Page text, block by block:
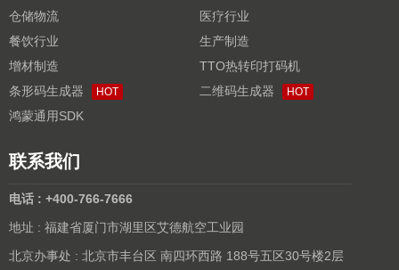
仓储物流
医疗行业
餐饮行业
生产制造
增材制造
TTO热转印打码机
条形码生成器
HOT 二维码生成器 HOT
鸿蒙通用SDK
联系我们
电话 : +400-766-7666
地址 : 福建省厦门市湖里区艾德航空工业园
北京办事处 : 北京市丰台区 南四环西路 188号五区30号楼2层